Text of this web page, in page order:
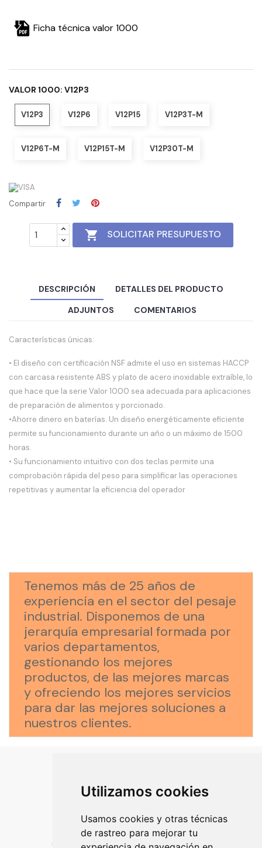
Utilizamos cookies
Usamos cookies y otras técnicas
de rastreo para mejorar tu
Ficha técnica valor 1000
VALOR 1000: V12P3
V12P3 V12P6 V12P15 V12P3T-M
V12P6T-M V12P15T-M V12P30T-M
Compartir
 SOLICITAR PRESUPUESTO
DESCRIPCIÓN DETALLES DEL PRODUCTO
ADJUNTOS COMENTARIOS
Características únicas:
• El diseño con certificación NSF admite el uso en sistemas HACCP
con carcasa resistente ABS y plato de acero inoxidable extraíble, lo
que hace que la serie Valor 1000 sea adecuada para aplicaciones
de preparación de alimentos y porcionado.
•Ahorre dinero en baterías. Un diseño energéticamente eficiente
permite su funcionamiento durante un año o un máximo de 1500
horas.
• Su funcionamiento intuitivo con dos teclas permite una
comprobación rápida del peso para simplificar las operaciones
repetitivas y aumentar la eficiencia del operador
Tenemos más de 25 años de
experiencia en el sector del pesaje
industrial. Disponemos de una
jerarquía empresarial formada por
varios departamentos,
gestionando los mejores
productos, de las mejores marcas
y ofreciendo los mejores servicios
para dar las mejores soluciones a
nuestros clientes.
Más de 25 años de experiencia en el sector del pesaje industrial.